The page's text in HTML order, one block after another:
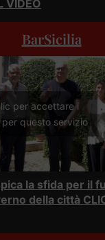
VIDEO
BarSicilia
per accettare i
per questo servizio
la sfida per il
della città